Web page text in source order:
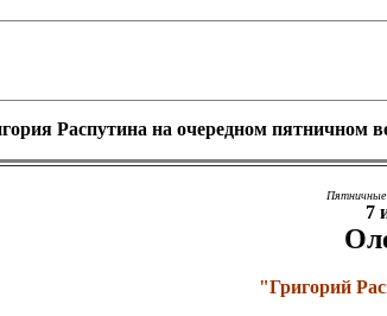
Распутина на очередном пятничном
Пятничные
7
"Григорий